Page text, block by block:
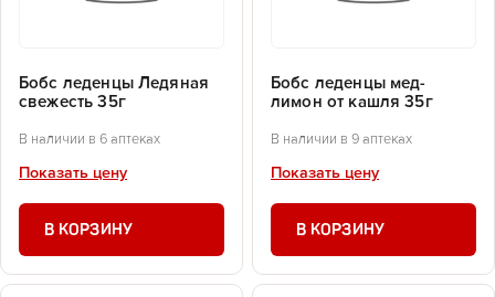
Бобс леденцы Ледяная
свежесть 35г
В наличии в 6 аптеках
Показать цену
В КОРЗИНУ
Бобс леденцы мед-
лимон от кашля 35г
В наличии в 9 аптеках
Показать цену
В КОРЗИНУ